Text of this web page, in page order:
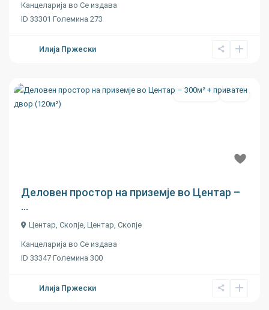
Канцеларија во Се издава
ID 33301 ·Големина 273
Илија Пржески
Се издава Ново
Деловен простор на приземје во Центар –
...
Центар, Скопје, Центар, Скопје
Канцеларија во Се издава
ID 33347·Големина 300
Илија Пржески